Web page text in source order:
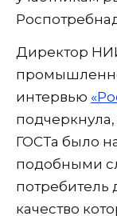
Директор
интервью
ГОСТа было
подобными
потребитель
качество